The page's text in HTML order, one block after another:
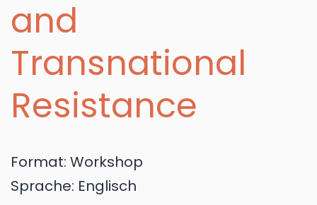
and
Transnational
Resistance
Format: Workshop
Sprache: Englisch